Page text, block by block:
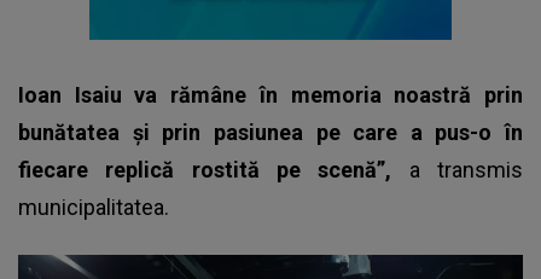
Ioan Isaiu va rămâne în memoria noastră prin
bunătatea și prin pasiunea pe care a pus-o în
fiecare replică rostită pe scenă”, a transmis
municipalitatea.